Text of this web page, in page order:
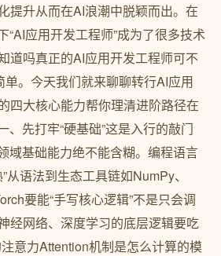
提升从而在AI浪潮中脱颖而出。在
“AI应用开发工程师”成为了很多技术
道吗真正的AI应用开发工程师可不
。今天我们就来聊聊转行AI应用
四大核心能力帮你理清进阶路径在
、先打牢“硬基础”这是入行的敲门
域基础能力绝不能含糊。编程语言
从语法到生态工具链如NumPy、
要能“手写核心逻辑”不是只会调
经网络、深度学习的底层逻辑要吃
意力Attention机制是怎么计算的模